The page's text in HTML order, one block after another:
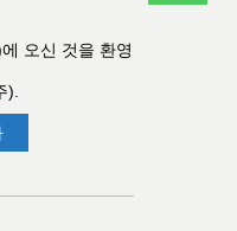
오신 것을 환영
).